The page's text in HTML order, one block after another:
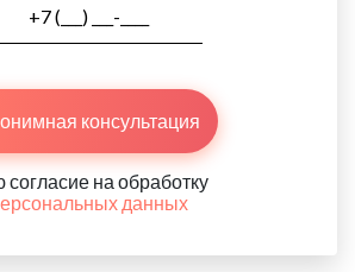
консультация
на обработку
данных